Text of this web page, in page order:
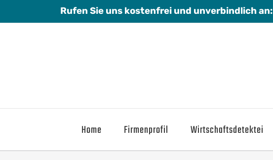
Inhalt
Rufen Sie uns kostenfrei und unverbindlich an:
Home Firmenprofil Wirtschaftsdetektei